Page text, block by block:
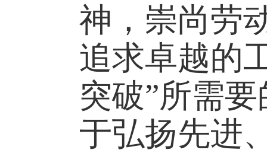
神，崇尚劳
追求卓越的
突破”所需
于弘扬先进